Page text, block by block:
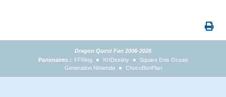
Dragon Quest Fan 2006-2026
Partenaires : FFRing KHDestiny
Square Enix Ocean
Generation Nintendo
ChocoBonPlan